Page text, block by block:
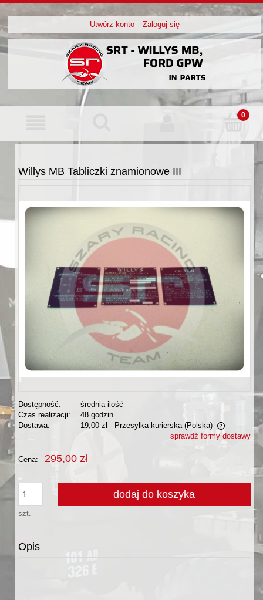
Utwórz konto Zaloguj się
Willys MB Tabliczki znamionowe III
Dostępność:
średnia ilość
Czas realizacji:
48 godzin
Dostawa:
19,00 zł - Przesyłka kurierska (Polska)
Cena nie zawiera ewentualnych kosztów płatnościsprawdź formy dostawy
Cena: 295,00 zł
szt.
dodaj do koszyka
Opis